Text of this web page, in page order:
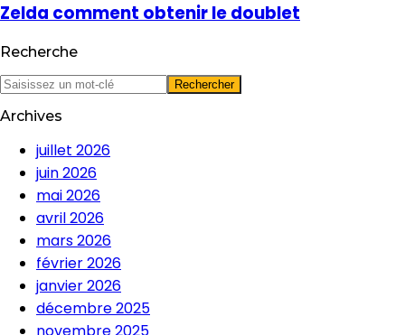
Zelda comment obtenir le doublet
Recherche
Archives
juillet 2026
juin 2026
mai 2026
avril 2026
mars 2026
février 2026
janvier 2026
décembre 2025
novembre 2025